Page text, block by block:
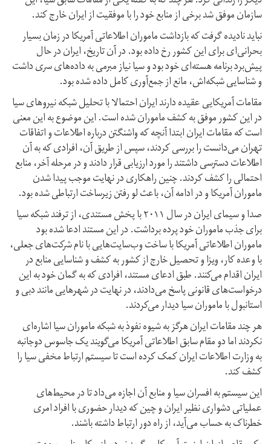
سازمان موفق شد برخی از منابع خود را با موفقیت از ایران خارج کند.
نباید نادیده گرفت که بازداشت ماموران اطلاعاتی آمریکا در زمان بسیار
بحرانی‌ای برای این کشور رخ داده بود. در آن تاریخ، ایران در حال
پیش‌برد برنامه هسته‌ای خود بود و سیا نیاز مبرمی به داده‌های سری داشت
و شناسایی شبکه‌اش، مانع از جمع‌آوری کامل داده شده بود.
مقامات آمریکایی عقیده دارند ایران احتمالا با تحلیل شبکه نیروهای سیا
در این کشور موفق به کشف ماموران شده است. این موضوع به این معنی
است که مقامات ایران ابتدا آنچه که واشنگتن درباره اطلاعات و اتفاقات
تهران می‌دانست را بررسی کردند، سپس از طریق آن، افرادی که به آن
اطلاعات دسترسی داشتند را مورد ارزیابی قرار دادند و در مرحله آخر، منابع
احتمالی را کشف کردند. چنین راهکاری در نهایت موجب پیدا شدن
ماموران آمریکا و در ادامه آن، باعث لو رفتن زیرساخت ارتباطی شده بود.
صدا و سیمای ایران در سال ۲۰۱۱ با پخش مستندی، از ترفند شبکه سیا
برای جذب ماموران خود پرده برداشت. در این مستند ادعا شده بود
ماموران اطلاعاتی آمریکا با ساخت وب‌سایت‌هایی با نام شرکت‌های جعلی،
با وعده کار، ویزا و تحصیل خارج از کشور به کشف و شناسایی منابع در
ایران اقدام می‌کنند. طبق ادعای مستند، افرادی که به گمان خود به این
درخواست‌های قانونی پاسخ می‌دادند، در نهایت در شهرهایی مانند دبی و
استانبول با ماموران سیا دیدار می‌کردند.
هر چند مقامات ایران هرگز به شیوه نفوذ به شبکه ماموران سیا اشاره‌ای
نکردند اما دو مقام سابق اطلاعاتی آمریکا می‌گویند یک جاسوس دوجانبه
به وزارت اطلاعات ایران کمک کرده است تا سیستم ارتباط مخفی سیا را
کشف کند.
این سیستم به افسران سیا و منابع آن اجازه می‌داد تا در محیط‌های
عملیاتی دشواری نظیر ایران و چین که دیدار حضوری با افراد امری
خطرناک به حساب می‌آید، از راه دور ارتباط داشته باشند.